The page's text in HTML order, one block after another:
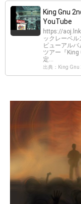
King Gnu
YouTube
https://
ックレーベ
ビューアル
ツアー『King
定...
出典：King Gnu